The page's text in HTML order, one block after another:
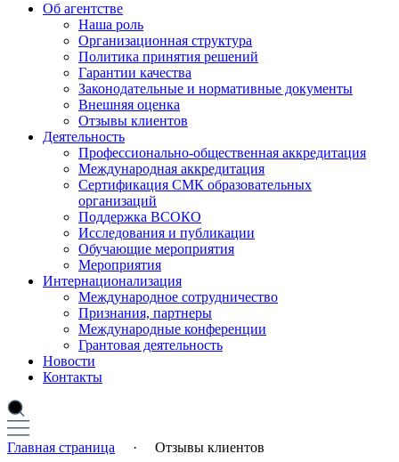
Об агентстве
Наша роль
Организационная структура
Политика принятия решений
Гарантии качества
Законодательные и нормативные документы
Внешняя оценка
Отзывы клиентов
Деятельность
Профессионально-общественная аккредитация
Международная аккредитация
Сертификация СМК образовательных
организаций
Поддержка ВСОКО
Исследования и публикации
Обучающие мероприятия
Мероприятия
Интернационализация
Международное сотрудничество
Признания, партнеры
Международные конференции
Грантовая деятельность
Новости
Контакты
Главная страница · Отзывы клиентов